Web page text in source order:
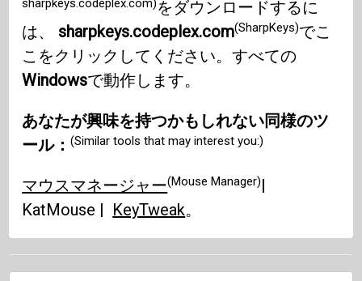
sharpkeys.codeplex.com)をダウンロードするに
は、 sharpkeys.codeplex.com(SharpKeys)でこ
こをクリックしてください。すべての
Windowsで動作します。
あなたが興味を持つかもしれない同様のツ
ール：(Similar tools that may interest you:)
マウスマネージャー(Mouse Manager)|
KatMouse | KeyTweak。